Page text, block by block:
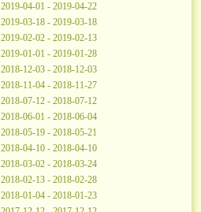
2019-04-01 - 2019-04-22
2019-03-18 - 2019-03-18
2019-02-02 - 2019-02-13
2019-01-01 - 2019-01-28
2018-12-03 - 2018-12-03
2018-11-04 - 2018-11-27
2018-07-12 - 2018-07-12
2018-06-01 - 2018-06-04
2018-05-19 - 2018-05-21
2018-04-10 - 2018-04-10
2018-03-02 - 2018-03-24
2018-02-13 - 2018-02-28
2018-01-04 - 2018-01-23